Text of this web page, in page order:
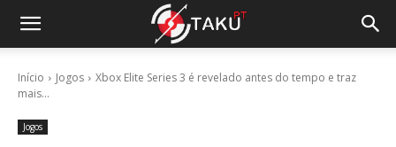
Início Jogos
Xbox Elite Series 3 é revelado antes do tempo e traz
mais...
Jogos